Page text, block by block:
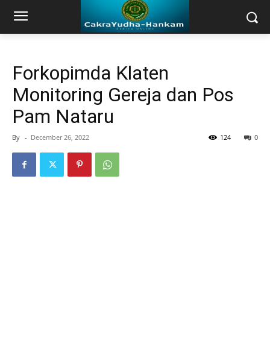
Forkopimda Klaten
Monitoring Gereja dan Pos
Pam Nataru
By - December 26, 2022 0
124